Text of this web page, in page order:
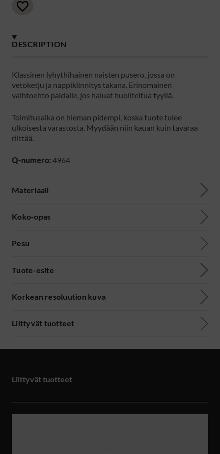
DESCRIPTION
Klassinen lyhythihainen naisten pusero, jossa on
vetoketju ja nappikiinnitys takana. Erinomainen
vaihtoehto paidalle, jos haluat huoliteltua tyyliä.
Toimitusaika on hieman pidempi, koska tuote tulee
ulkoisesta varastosta. Myydään niin kauan kuin tavaraa
riittää.
Q-numero:4964
Materiaali
Koko-opas
Pesu
Tuote-esite
Korkean resoluution kuva
Liittyvät tuotteet
Liittyvät tuotteet